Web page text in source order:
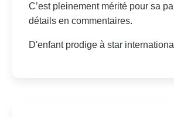
C’est pleinement mérité pour sa
détails en commentaires.
D'enfant prodige à star